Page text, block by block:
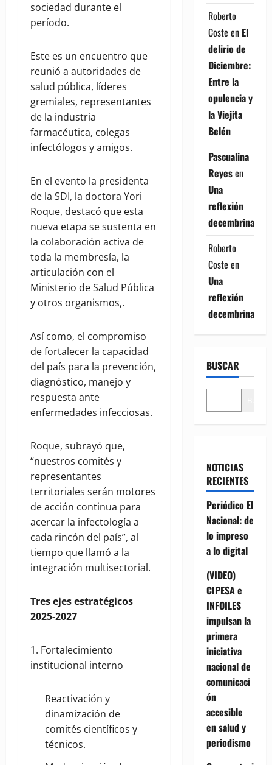
sociedad durante el
período.
Este es un encuentro que
reunió a autoridades de
salud pública, líderes
gremiales, representantes
de la industria
farmacéutica, colegas
infectólogos y amigos.
En el evento la presidenta
de la SDI, la doctora Yori
Roque, destacó que esta
nueva etapa se sustenta en
la colaboración activa de
toda la membresía, la
articulación con el
Ministerio de Salud Pública
y otros organismos,.
Así como, el compromiso
de fortalecer la capacidad
del país para la prevención,
diagnóstico, manejo y
respuesta ante
enfermedades infecciosas.
Roque, subrayó que,
“nuestros comités y
representantes
territoriales serán motores
de acción continua para
acercar la infectología a
cada rincón del país”, al
tiempo que llamó a la
integración multisectorial.
Tres ejes estratégicos
2025-2027
1. Fortalecimiento
institucional interno
Reactivación y
dinamización de
comités científicos y
técnicos.
Roberto
Coste en El
delirio de
Diciembre:
Entre la
opulencia y
la Viejita
Belén
Pascualina
Reyesen
Una
reflexión
decembrina
Roberto
Coste en
Una
reflexión
decembrina
BUSCAR
NOTICIAS
RECIENTES
Periódico El
Nacional: de
lo impreso
a lo digital
(VIDEO)
CIPESA e
INFOILES
impulsan la
primera
iniciativa
nacional de
comunicaci
ón
accesible
en salud y
periodismo